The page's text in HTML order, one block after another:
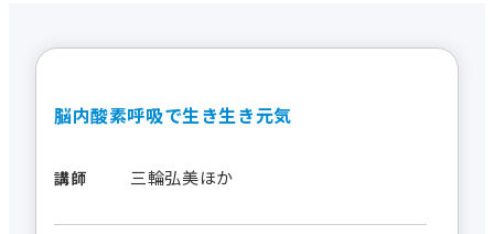
脳内酸素呼吸で生き生き元気
講師 三輪弘美ほか